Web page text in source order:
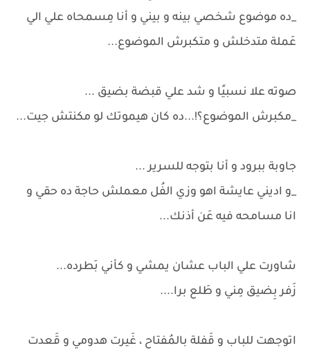
_ده موضوع شخصي بينه و بيني و أنا مِسمحاه علي الي
عَملة متدخلش و متكبرش الموضوع...
صوته علا نسبيًا و شد علي قبضة بضيق ...
_مكبرش الموضوع؟!...ده كان هيموتك لو مكنتش جيت...
جاوبة ببرود و أنا بتوجه للسرير ...
_و اديني عايشة اهو وزي الفُل معملش حاجة ده حقي و
انا مسامحه فيه عَن أذنك...
شاورت علي الباب عشان يمشي و كأني بَطرده...
زَفر بِضيق مِني و طَلع برا....
اتوجهت للباب و قَفلة بالمُفتاح ، غَيرت هدومي و قَعدت